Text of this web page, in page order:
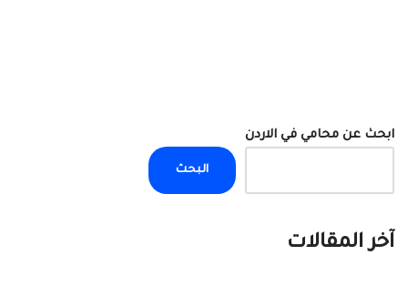
ابحث عن محامي في الاردن
البحث
آخر المقالات